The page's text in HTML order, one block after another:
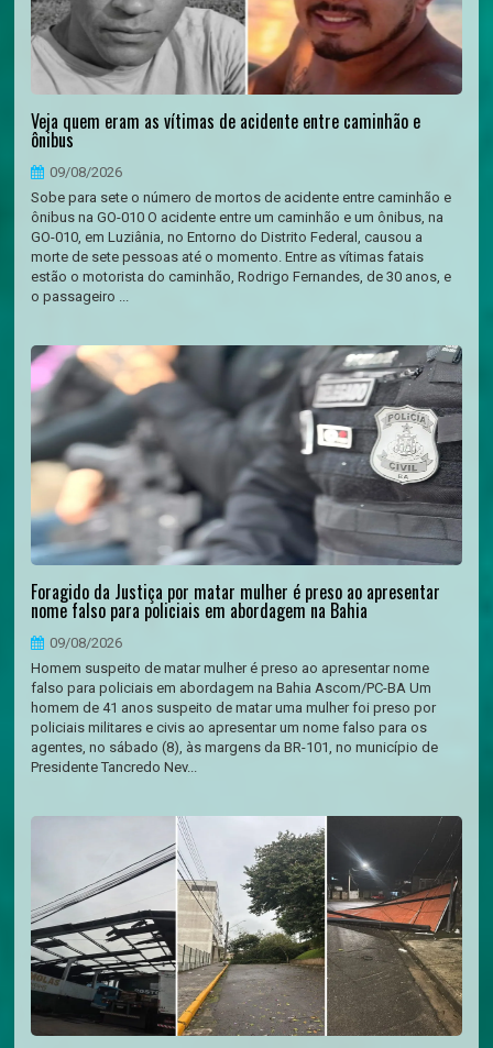
Veja quem eram as vítimas de acidente entre caminhão e
ônibus
09/08/2026
Sobe para sete o número de mortos de acidente entre caminhão e
ônibus na GO-010 O acidente entre um caminhão e um ônibus, na
GO-010, em Luziânia, no Entorno do Distrito Federal, causou a
morte de sete pessoas até o momento. Entre as vítimas fatais
estão o motorista do caminhão, Rodrigo Fernandes, de 30 anos, e
o passageiro ...
Foragido da Justiça por matar mulher é preso ao apresentar
nome falso para policiais em abordagem na Bahia
09/08/2026
Homem suspeito de matar mulher é preso ao apresentar nome
falso para policiais em abordagem na Bahia Ascom/PC-BA Um
homem de 41 anos suspeito de matar uma mulher foi preso por
policiais militares e civis ao apresentar um nome falso para os
agentes, no sábado (8), às margens da BR-101, no município de
Presidente Tancredo Nev...